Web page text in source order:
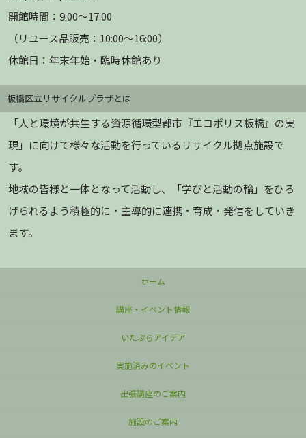
開館時間：9:00～17:00
（リユース品販売：10:00～16:00）
休館日：年末年始・臨時休館あり
板橋区立リサイクルプラザとは
「人と環境が共生する資源循環型都市『エコポリス板橋』の実
現」に向けて様々な活動を行っているリサイクル拠点施設で
す。
地域の皆様と一体となって活動し、「学びと活動の輪」をひろ
げられるよう積極的に・主導的に連携・育成・発信をしていき
ます。
ホーム
講座・イベント情報
いたぷらアイデア
実施済みのイベント
出張講座のご案内
施設のご案内